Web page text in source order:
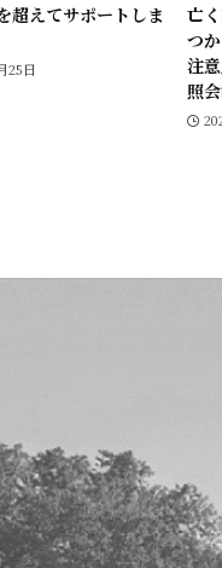
超えてサポートしま
25日
亡
つ
注
照